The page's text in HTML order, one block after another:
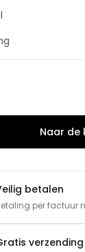
Naar de
betalen
per factuur
verzending